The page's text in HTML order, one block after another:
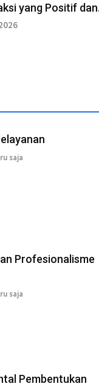
yang Positif dan
saja
Profesionalisme
saja
Pembentukan